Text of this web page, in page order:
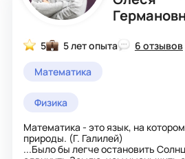
5 5 лет опыта
6 отзывов
Математика
Физика
Математика - это язык, на
природы. (Г. Галилей)
...Было бы легче остановить